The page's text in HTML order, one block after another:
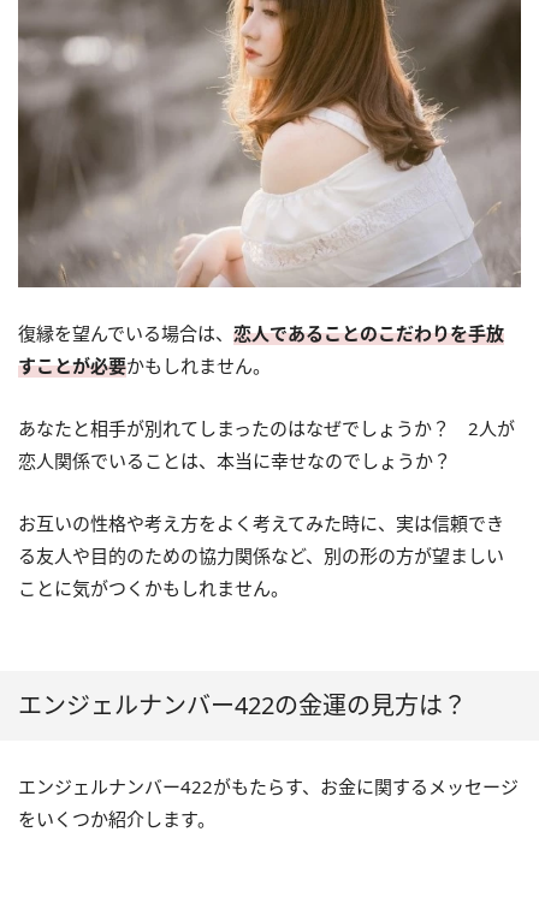
復縁を望んでいる場合は、 恋人であることのこだわりを手放
すことが必要かもしれません。
あなたと相手が別れてしまったのはなぜでしょうか？ 2人が
恋人関係でいることは、本当に幸せなのでしょうか？
お互いの性格や考え方をよく考えてみた時に、実は信頼でき
る友人や目的のための協力関係など、別の形の方が望ましい
ことに気がつくかもしれません。
エンジェルナンバー422の金運の見方は？
エンジェルナンバー422がもたらす、お金に関するメッセージ
をいくつか紹介します。